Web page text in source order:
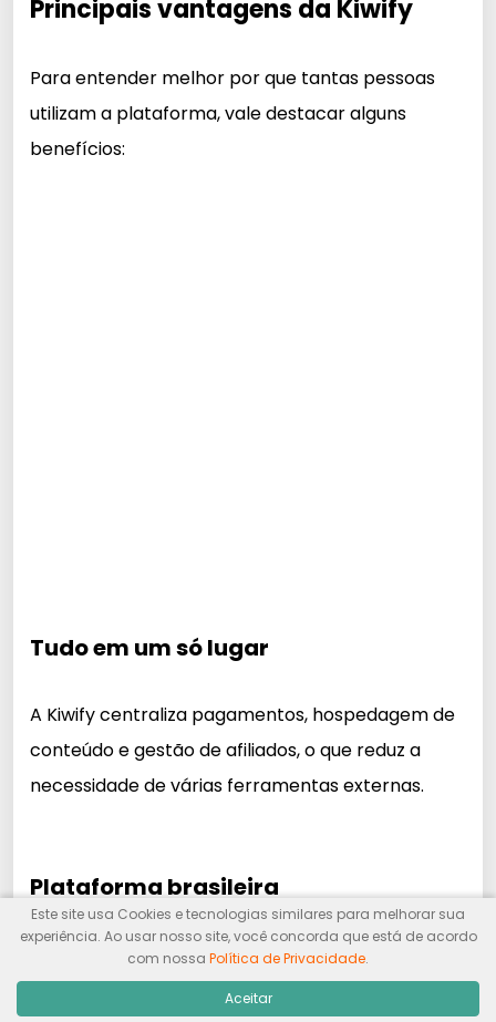
Principais vantagens da Kiwify
Para entender melhor por que tantas pessoas
utilizam a plataforma, vale destacar alguns
benefícios:
Tudo em um só lugar
A Kiwify centraliza pagamentos, hospedagem de
conteúdo e gestão de afiliados, o que reduz a
necessidade de várias ferramentas externas.
Plataforma brasileira
O suporte e a comunicação são voltados ao
público do Brasil, facilitando a resolução de
Este site usa Cookies e tecnologias similares para melhorar sua
experiência. Ao usar nosso site, você concorda que está de acordo
com nossa Política de Privacidade.
Aceitar